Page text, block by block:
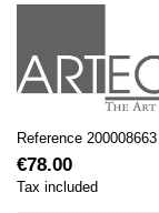
Reference 200008663
€78.00
Tax included